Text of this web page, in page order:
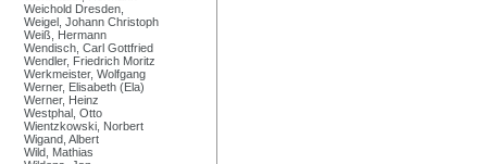
Weichold Dresden,
Weigel, Johann Christoph
Weiß, Hermann
Wendisch, Carl Gottfried
Wendler, Friedrich Moritz
Werkmeister, Wolfgang
Werner, Elisabeth (Ela)
Werner, Heinz
Westphal, Otto
Wientzkowski, Norbert
Wigand, Albert
Wild, Mathias